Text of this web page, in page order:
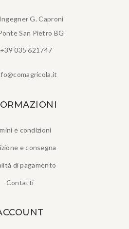
G. Caproni
San Pietro BG
+39 035 621747
e condizioni
e consegna
di pagamento
Contatti